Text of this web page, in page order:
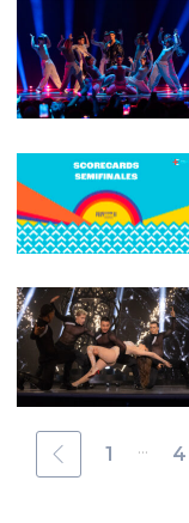
1 ... 4